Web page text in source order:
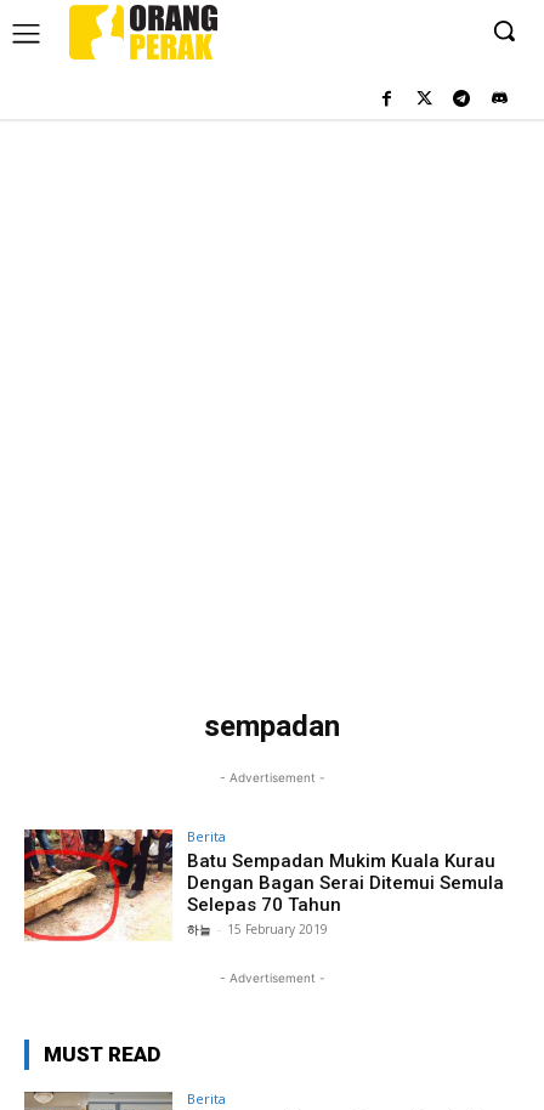
sempadan
- Advertisement -
Berita
Batu Sempadan Mukim Kuala Kurau
Dengan Bagan Serai Ditemui Semula
Selepas 70 Tahun
하늘 - 15 February 2019
- Advertisement -
MUST READ
Berita